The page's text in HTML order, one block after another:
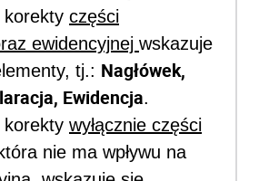
części
ewidencyjnej wskazuje
tj.: Nagłówek,
Ewidencja.
wyłącznie części
nie ma wpływu na